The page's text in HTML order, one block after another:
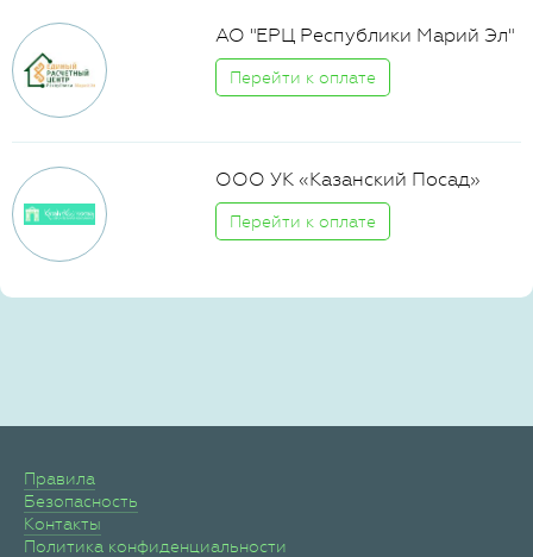
АО "ЕРЦ Республики Марий Эл"
Перейти к оплате
ООО УК «Казанский Посад»
Перейти к оплате
Правила
Безопасность
Контакты
Политика конфиденциальности